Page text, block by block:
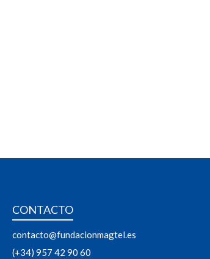
CONTACTO
contacto@fundacionmagtel.es
(+34) 957 42 90 60